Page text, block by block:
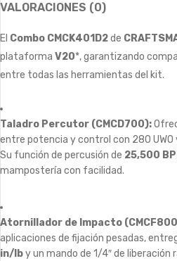
VALORACIONES (0)
El Combo CMCK401D2de
plataforma V20*, garantizando
entre todas las herramientas del kit.
Taladro Percutor (CMCD700):
entre potencia y control con 280 UWO
Su función de percusión de 25,500
mampostería con facilidad.
Atornillador de Impacto
aplicaciones de fijación pesadas,
in/lby un mando de 1/4″ de liberación